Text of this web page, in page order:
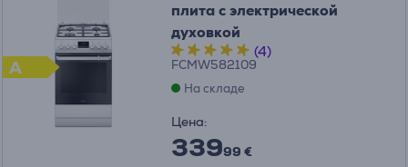
A
плита с электрической
духовкой
(4)
FCMW582109
На складе
Цена:
33999 €